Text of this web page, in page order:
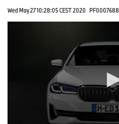
Wed May 27 10:28:05 CEST 2020 PF0007688